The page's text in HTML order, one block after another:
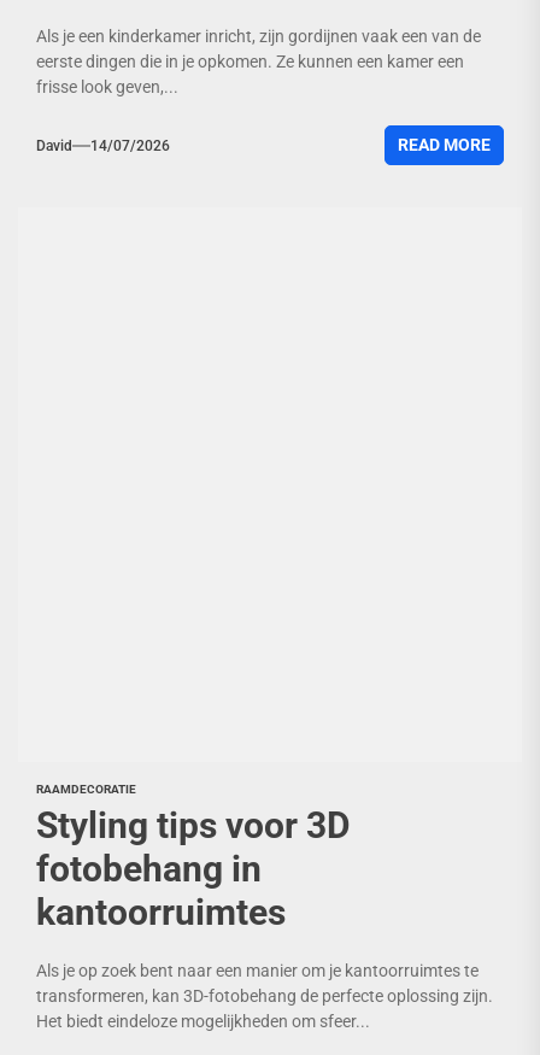
Als je een kinderkamer inricht, zijn gordijnen vaak een van de
eerste dingen die in je opkomen. Ze kunnen een kamer een
frisse look geven,...
David 14/07/2026 READ MORE
RAAMDECORATIE
Styling tips voor 3D
fotobehang in
kantoorruimtes
Als je op zoek bent naar een manier om je kantoorruimtes te
transformeren, kan 3D-fotobehang de perfecte oplossing zijn.
Het biedt eindeloze mogelijkheden om sfeer...